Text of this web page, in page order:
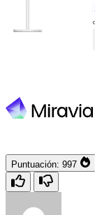
Puntuación: 997